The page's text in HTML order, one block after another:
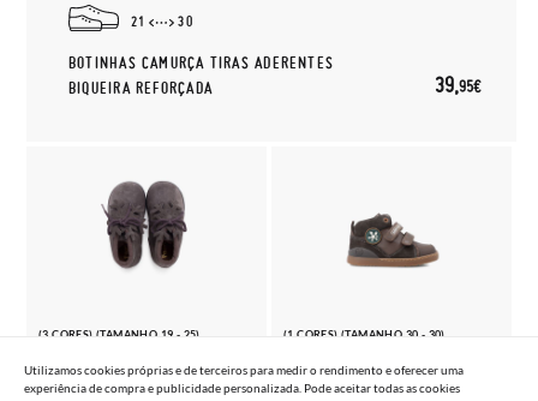
21 30
BOTINHAS CAMURÇA TIRAS ADERENTES
BIQUEIRA REFORÇADA
39,95€
(3 CORES) (TAMANHO 19 - 25)
ADORNO FLOCO
(1 CORES) (TAMANHO 30 - 30)
BIOMECANICS FECHO ADERENTE
Utilizamos cookies próprias e de terceiros para medir o rendimento e oferecer uma
experiência de compra e publicidade personalizada. Pode aceitar todas as cookies